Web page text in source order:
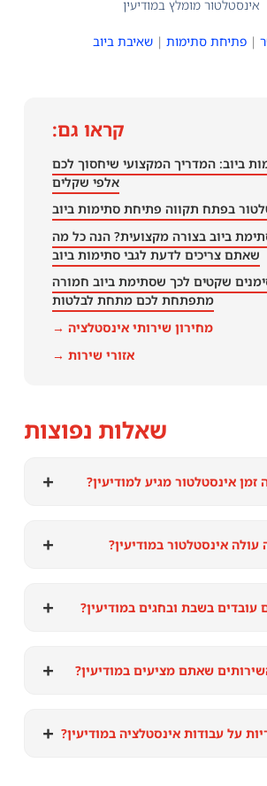
| פתיחת סתימות | שאיבת ביוב
קראו גם:
ביוב: המדריך המקצועי שיחסוך לכם
אלפי שקלים
בפתח תקווה פתיחת סתימות ביוב
ביוב בצורה מקצועית? הנה כל מה
שאתם צריכים לדעת לגבי סתימות ביוב
סימנים שקטים לכך שסתימת ביוב חמורה
מתפתחת לכם מתחת לבלטות
מחירון שירותי אינסטלציה →
אזורי שירות →
שאלות נפוצות
זמן אינסטלטור מגיע למודיעין? +
עולה אינסטלטור במודיעין? +
בשבת ובחגים במודיעין? +
שאתם מציעים במודיעין? +
על עבודות אינסטלציה במודיעין? +